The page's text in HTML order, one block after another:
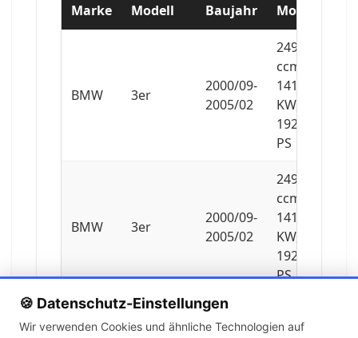
🍪 Datenschutz-Einstellungen
Wir verwenden Cookies und ähnliche Technologien auf
Marke Modell Baujahr Motor
BMW 3er
2000/09-
2005/02
2494
ccm,
141
KW,
192
PS
BMW 3er
2000/09-
2005/02
2494
ccm,
141
KW,
192
PS
ccm,